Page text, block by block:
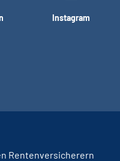
Instagram
Rentenversicherern